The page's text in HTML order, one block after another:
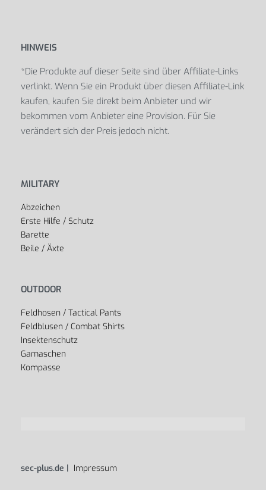
HINWEIS
*Die Produkte auf dieser Seite sind über Affiliate-Links
verlinkt. Wenn Sie ein Produkt über diesen Affiliate-Link
kaufen, kaufen Sie direkt beim Anbieter und wir
bekommen vom Anbieter eine Provision. Für Sie
verändert sich der Preis jedoch nicht.
MILITARY
Abzeichen
Erste Hilfe / Schutz
Barette
Beile / Äxte
OUTDOOR
Feldhosen / Tactical Pants
Feldblusen / Combat Shirts
Insektenschutz
Gamaschen
Kompasse
sec-plus.de | Impressum